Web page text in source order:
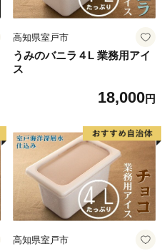
高知県室戸市
うみのバニラ４L 業務用アイ
ス
18,000円
高知県室戸市